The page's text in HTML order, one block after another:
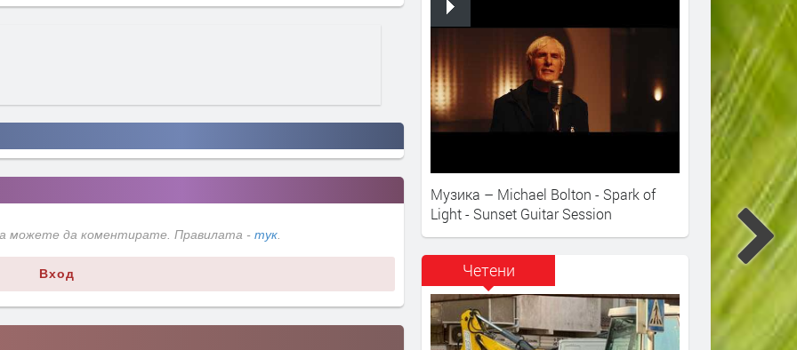
можете да коментирате. Правилата - тук.
Вход
Музика – Michael Bolton - Spark of
Light - Sunset Guitar Session
Четени